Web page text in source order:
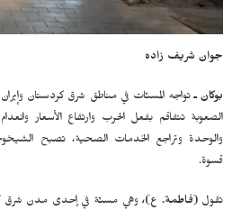
جوان شريف‌ زاده
بوكان ـتواجه المسنّات في مناطق شرق كردستان
الصعوبة تتفاقم بفعل الحرب وارتفاع الأسعار
والوحدة وتراجع الخدمات الصحية، تصبح
قسوة.
تقول (فاطمة. ع)،وهي مسنّة في إحدى مدن شرق